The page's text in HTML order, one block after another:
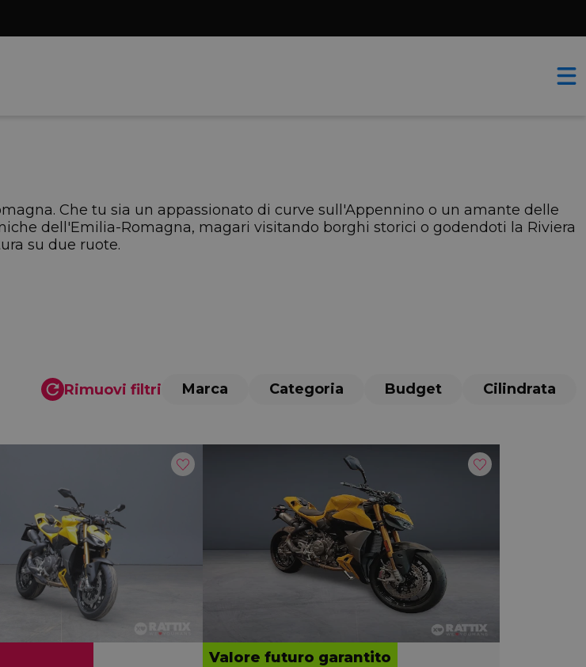
Che tu sia un appassionato di curve sull'Appennino o un amante delle
dell'Emilia-Romagna, magari visitando borghi storici o godendoti la Riviera
su due ruote.
Rimuovi filtri Marca Categoria Budget Cilindrata
Valore futuro garantito